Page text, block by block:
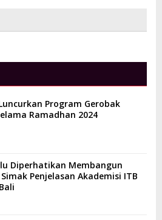
Program Gerobak
Ramadhan 2024
Diperhatikan Membangun
Penjelasan Akademisi ITB